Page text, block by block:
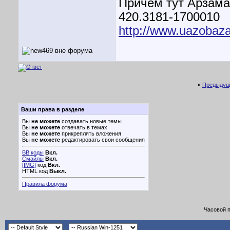
Причём тут
420.3181-1700010
http://
«
Ваши права в разделе
Вы не можете создавать новые темы
Вы не можете отвечать в темах
Вы не можете прикреплять вложения
Вы не можете редактировать свои сообщения
BB коды Вкл.
Смайлы Вкл.
[IMG] код Вкл.
HTML код Выкл.
Правила форума
Часовой